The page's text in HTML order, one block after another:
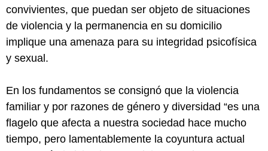
convivientes, que puedan ser objeto de situaciones
de violencia y la permanencia en su domicilio
implique una amenaza para su integridad psicofísica
y sexual.
En los fundamentos se consignó que la violencia
familiar y por razones de género y diversidad “es una
flagelo que afecta a nuestra sociedad hace mucho
tiempo, pero lamentablemente la coyuntura actual